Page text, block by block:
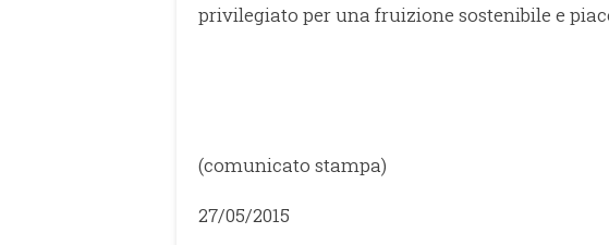
privilegiato per una fruizione sostenibile e
(comunicato stampa)
27/05/2015